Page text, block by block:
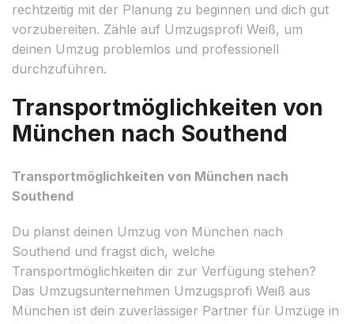
rechtzeitig mit der Planung zu beginnen und dich gut
vorzubereiten. Zähle auf Umzugsprofi Weiß, um
deinen Umzug problemlos und professionell
durchzuführen.
Transportmöglichkeiten von
München nach Southend
Transportmöglichkeiten von München nach
Southend
Du planst deinen Umzug von München nach
Southend und fragst dich, welche
Transportmöglichkeiten dir zur Verfügung stehen?
Das Umzugsunternehmen Umzugsprofi Weiß aus
München ist dein zuverlässiger Partner für Umzüge in